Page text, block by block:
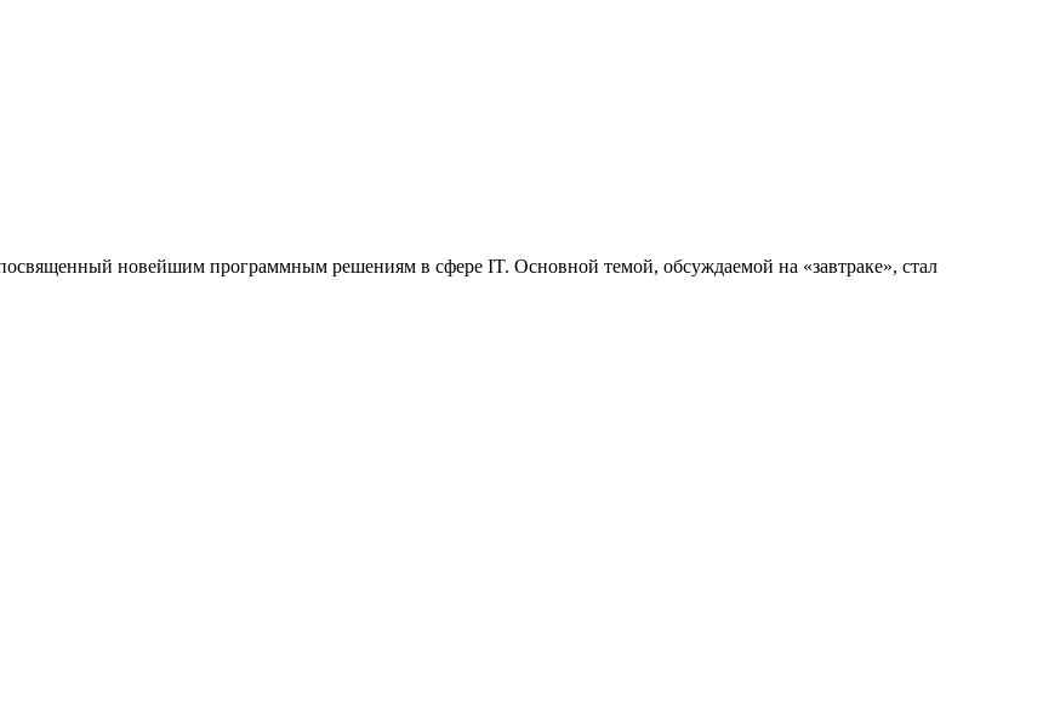
новейшим программным решениям в сфере IT. Основной темой, обсуждаемой на «завтраке», стал